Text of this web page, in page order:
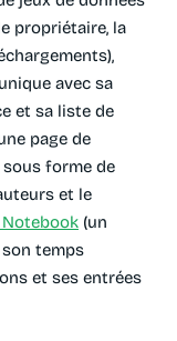
propriétaire, la
avec sa
et sa liste de
page de
forme de
et le
Notebook (un
temps
et ses entrées